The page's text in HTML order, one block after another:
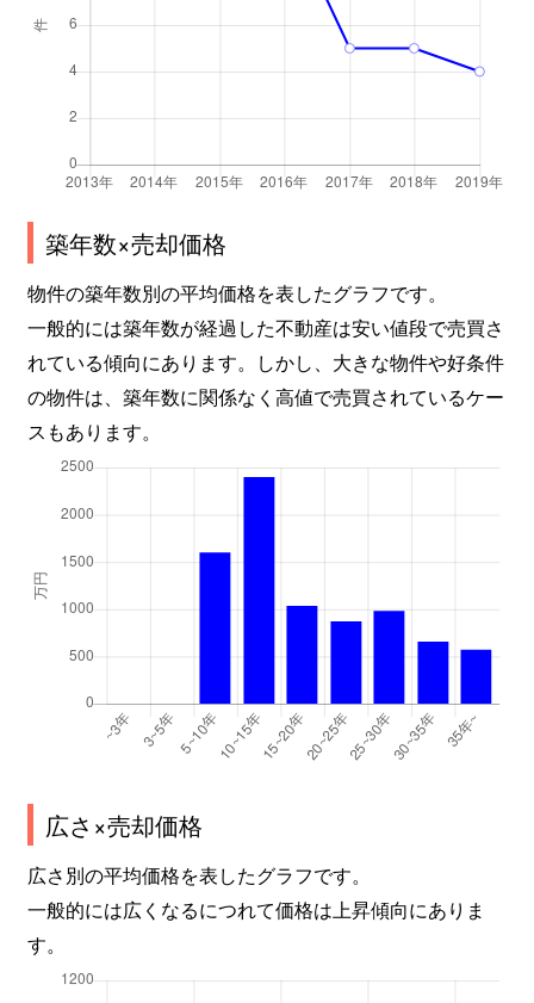
築年数×売却価格
物件の築年数別の平均価格を表したグラフです。
一般的には築年数が経過した不動産は安い値段で売買さ
れている傾向にあります。しかし、大きな物件や好条件
の物件は、築年数に関係なく高値で売買されているケー
スもあります。
広さ×売却価格
広さ別の平均価格を表したグラフです。
一般的には広くなるにつれて価格は上昇傾向にありま
す。